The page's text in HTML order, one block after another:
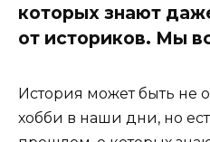
которых знают
от историков. Мы
История может быть не
хобби в наши дни, но